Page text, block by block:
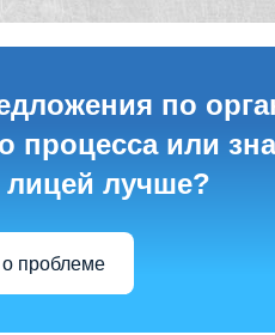
по
процесса или
лицей лучше?
проблеме